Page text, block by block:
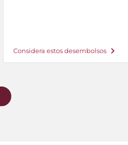
Considera estos desembolsos